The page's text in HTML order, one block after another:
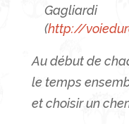
Gagliardi
(http://
Au début de
le temps
et choisir un